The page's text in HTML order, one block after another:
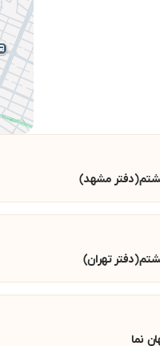
مشهد)
تهران)
نما